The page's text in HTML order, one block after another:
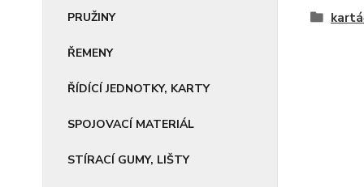
PRUŽINY
ŘEMENY
ŘÍDÍCÍ JEDNOTKY, KARTY
SPOJOVACÍ MATERIÁL
STÍRACÍ GUMY, LIŠTY